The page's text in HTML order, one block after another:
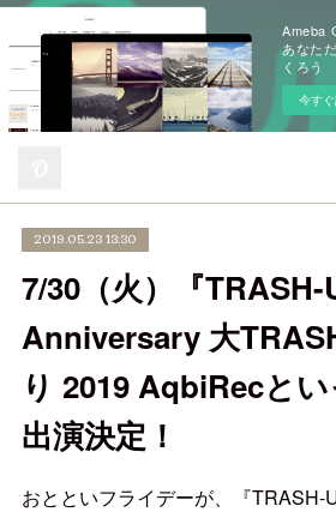
Ameba
あなた
くろう
今す
2019.05.23 13:30
7/30（火）『
Anniversary 大
り 2019 AqbiRecとい
出演決定！
おとといフライデーが、『TRASH-